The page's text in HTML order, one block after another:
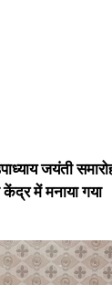
जयंती
में मनाया गया